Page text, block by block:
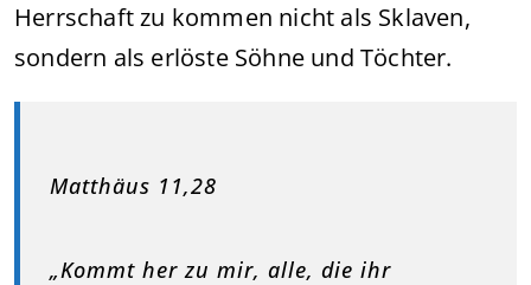
Herrschaft zu kommen nicht als Sklaven,
sondern als erlöste Söhne und Töchter.
Matthäus 11,28
„Kommt her zu mir, alle, die ihr